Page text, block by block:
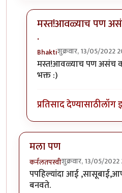
मस्त!आवळ्याच पण
.
Bhaktiशुक्रवार, 13/05/2022
In reply toआवडता
मस्त!आवळ्याच पण असंच
भक्त :)
प्रतिसाद देण्यासाठीलॉग
मला पण
कर्नलतपस्वीशुक्रवार, 13/05/2022
पपहिल्यांदा आई
बनवते.